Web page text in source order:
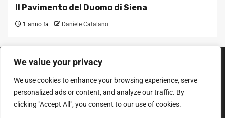
We value your privacy
We use cookies to enhance your browsing experience, serve
personalized ads or content, and analyze our traffic. By
clicking "Accept All", you consent to our use of cookies.
Il Pavimento del Duomo di Siena
1 anno fa Daniele Catalano
SEGUICI SUI SOCIAL
Facebook
Instagram
YouTube